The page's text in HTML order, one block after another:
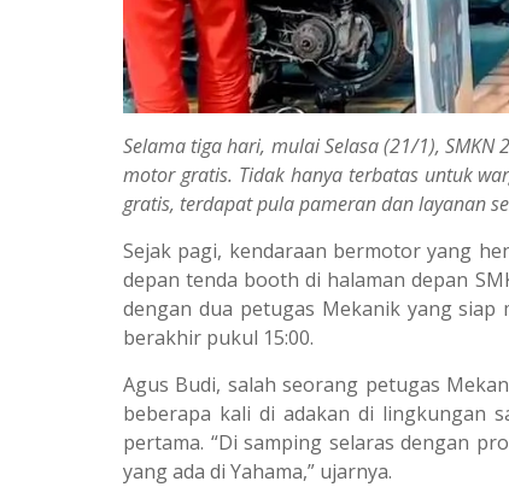
Selama tiga hari, mulai Selasa (21/1),
motor gratis. Tidak hanya terbatas untuk
gratis, terdapat pula pameran dan layanan
Sejak pagi, kendaraan bermotor yang
depan tenda booth di halaman depan
dengan dua petugas Mekanik yang siap
berakhir pukul 15:00.
Agus Budi, salah seorang petugas
beberapa kali di adakan di lingkungan
pertama. “Di samping selaras dengan
yang ada di Yahama,” ujarnya.